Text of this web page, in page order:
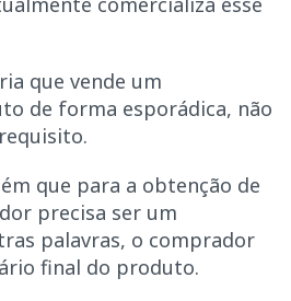
que vende um
de forma esporádica, não
que para a obtenção de
precisa ser um
palavras, o comprador
final do produto.